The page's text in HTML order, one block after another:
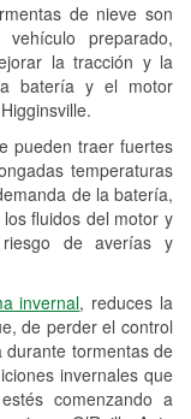
de nieve son
preparado,
la tracción y la
batería y el motor
pueden traer fuertes
temperaturas
de la batería,
fluidos del motor y
de averías y
invernal, reduces la
de perder el control
tormentas de
invernales que
comenzando a
faros
de
medida